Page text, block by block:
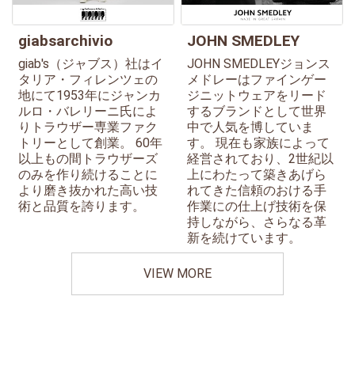
giabsarchivio
giab's（ジャブス）社はイ
タリア・フィレンツェの
地にて1953年にジャンカ
ルロ・バレリーニ氏によ
りトラウザー専業ファク
トリーとして創業。 60年
以上もの間トラウザーズ
のみを作り続けることに
より磨き抜かれた高い技
術と品質を誇ります。
JOHN SMEDLEY
JOHN SMEDLEYジョンス
メドレーはファインゲー
ジニットウェアをリード
するブランドとして世界
中で人気を博していま
す。 現在も家族によって
経営されており、2世紀以
上にわたって築きあげら
れてきた信頼のおける手
作業にの仕上げ技術を保
持しながら、さらなる革
新を続けています。
VIEW MORE